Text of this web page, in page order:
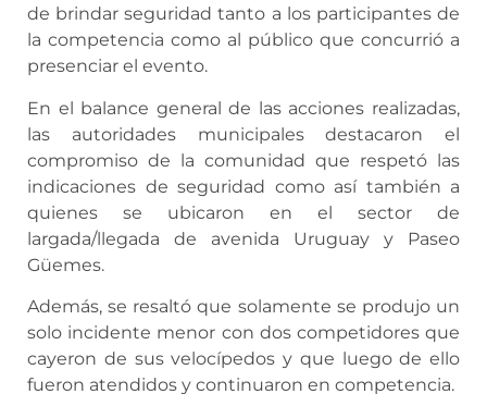
de brindar seguridad tanto a los participantes de
la competencia como al público que concurrió a
presenciar el evento.
En el balance general de las acciones realizadas,
las autoridades municipales destacaron el
compromiso de la comunidad que respetó las
indicaciones de seguridad como así también a
quienes se ubicaron en el sector de
largada/llegada de avenida Uruguay y Paseo
Güemes.
Además, se resaltó que solamente se produjo un
solo incidente menor con dos competidores que
cayeron de sus velocípedos y que luego de ello
fueron atendidos y continuaron en competencia.